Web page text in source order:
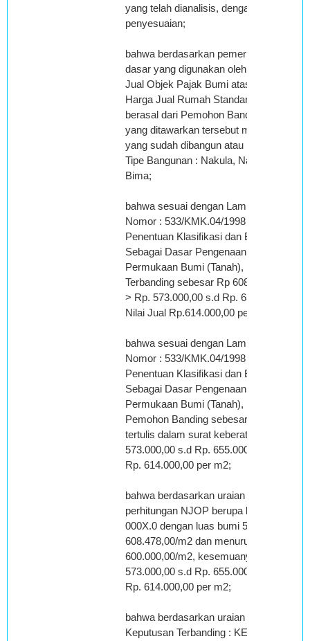
yang telah dianalisis, dengan
penyesuaian;
bahwa berdasarkan pemeriksaan
dasar yang digunakan oleh Terbanding
Jual Objek Pajak Bumi atas komplek
Harga Jual Rumah Standar (Price List/
berasal dari Pemohon Banding dimana
yang ditawarkan tersebut merupakan
yang sudah dibangun atau kapling
Tipe Bangunan : Nakula, Narayana,
Bima;
bahwa sesuai dengan Lampiran IA
Nomor : 533/KMK.04/1998 tanggal 18
Penentuan Klasifikasi dan Besarnya
Sebagai Dasar Pengenaan Pajak Bumi
Permukaan Bumi (Tanah), perhitungan
Terbanding sebesar Rp 608.478,00/m2
> Rp. 573.000,00 s.d Rp. 655.000,00
Nilai Jual Rp.614.000,00 per m2;
bahwa sesuai dengan Lampiran IA
Nomor : 533/KMK.04/1998 tanggal 18
Penentuan Klasifikasi dan Besarnya
Sebagai Dasar Pengenaan Pajak Bumi
Permukaan Bumi (Tanah), perhitungan
Pemohon Banding sebesar Rp
tertulis dalam surat keberatan masuk
573.000,00 s.d Rp. 655.000,00 per m2,
Rp. 614.000,00 per m2;
bahwa berdasarkan uraian tersebut
perhitungan NJOP berupa bumi untuk
000X.0 dengan luas bumi 5.220 m2
608.478,00/m2 dan menurut Pemohon
600.000,00/m2, kesemuanya termasuk
573.000,00 s.d Rp. 655.000,00 per m2,
Rp. 614.000,00 per m2;
bahwa berdasarkan uraian tersebut
Keputusan Terbanding : KEP-1619/